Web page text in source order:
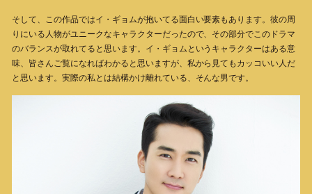
そして、この作品ではイ・ギョムが抱いてる面白い要素もあります。彼の周
りにいる人物がユニークなキャラクターだったので、その部分でこのドラマ
のバランスが取れてると思います。イ・ギョムというキャラクターはある意
味、皆さんご覧になればわかると思いますが、私から見てもカッコいい人だ
と思います。実際の私とは結構かけ離れている、そんな男です。